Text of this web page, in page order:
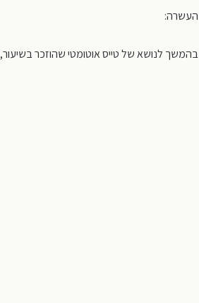
העשרה:
בהמשך לנושא של טייס אוטומטי שהוזכר בשיעור,